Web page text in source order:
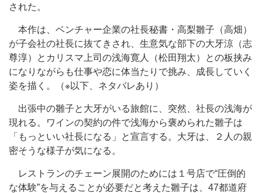
された。
本作は、ベンチャー企業の社長秘書・高梨雛子（高畑）
が子会社の社長に抜てきされ、生意気な部下の大牙涼（志
尊淳）とカリスマ上司の浅海寛人（松田翔太）との板挟み
になりながらも仕事や恋に体当たりで挑み、成長していく
姿を描く。（※以下、ネタバレあり）
出張中の雛子と大牙がいる旅館に、突然、社長の浅海が
現れる。ワインの契約の件で浅海から褒められた雛子は
「もっといい社長になる」と宣言する。大牙は、２人の親
密そうな様子が気になる。
レストランのチェーン展開のためには１号店で“圧倒的
な体験”を与えることが必要だと考えた雛子は、47都道府